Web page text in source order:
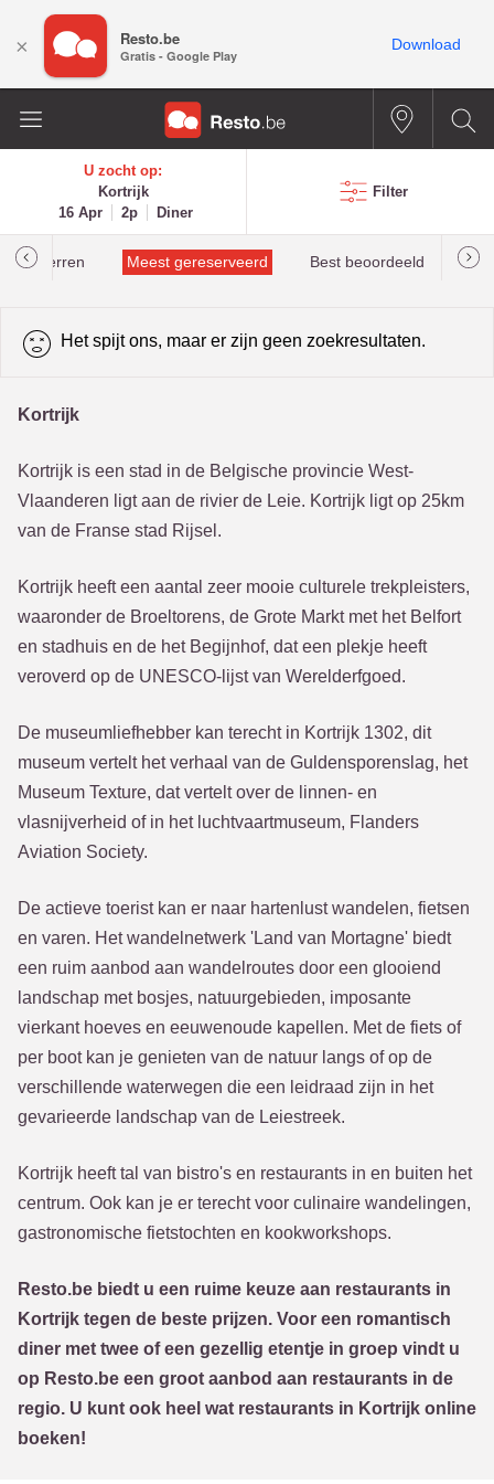
U zocht op:
Kortrijk
16 Apr
2p Diner
Filter
Meest gereserveerd Best beoordeeld
Het spijt ons, maar er zijn geen zoekresultaten.
Kortrijk
Kortrijk is een stad in de Belgische provincie West-
Vlaanderen ligt aan de rivier de Leie. Kortrijk ligt op 25km
van de Franse stad Rijsel.
Kortrijk heeft een aantal zeer mooie culturele trekpleisters,
waaronder de Broeltorens, de Grote Markt met het Belfort
en stadhuis en de het Begijnhof, dat een plekje heeft
veroverd op de UNESCO-lijst van Werelderfgoed.
De museumliefhebber kan terecht in Kortrijk 1302, dit
museum vertelt het verhaal van de Guldensporenslag, het
Museum Texture, dat vertelt over de linnen- en
vlasnijverheid of in het luchtvaartmuseum, Flanders
Aviation Society.
De actieve toerist kan er naar hartenlust wandelen, fietsen
en varen. Het wandelnetwerk 'Land van Mortagne' biedt
een ruim aanbod aan wandelroutes door een glooiend
landschap met bosjes, natuurgebieden, imposante
vierkant hoeves en eeuwenoude kapellen. Met de fiets of
per boot kan je genieten van de natuur langs of op de
verschillende waterwegen die een leidraad zijn in het
gevarieerde landschap van de Leiestreek.
Kortrijk heeft tal van bistro's en restaurants in en buiten het
centrum. Ook kan je er terecht voor culinaire wandelingen,
gastronomische fietstochten en kookworkshops.
Resto.be biedt u een ruime keuze aan restaurants in
Kortrijk tegen de beste prijzen. Voor een romantisch
diner met twee of een gezellig etentje in groep vindt u
op Resto.be een groot aanbod aan restaurants in de
regio. U kunt ook heel wat restaurants in Kortrijk online
boeken!
× Resto.be
Gratis - Google Play
Download